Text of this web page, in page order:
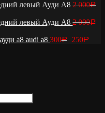
левый Ауди А8 2 000Р
левый Ауди А8 2 000Р
а8 audi a8 300Р 250Р